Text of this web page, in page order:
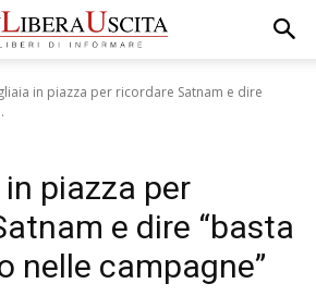
in piazza per ricordare Satnam e dire
piazza per
e dire “basta
nelle campagne”